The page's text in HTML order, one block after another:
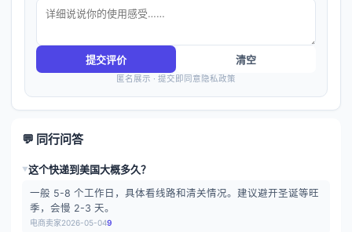
提交评价 清空
匿名展示 · 提交即同意隐私政策
💬 同行问答
▶这个快递到美国大概多久？
一般 5-8 个工作日，具体看线路和清关情况。建议避开圣诞等旺
季，会慢 2-3 天。
电商卖家2026-05-049